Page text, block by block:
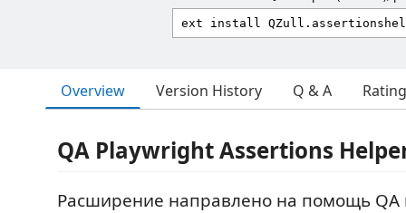
Overview Version History Q & A
QA Playwright Assertions
Расширение направлено на помощь